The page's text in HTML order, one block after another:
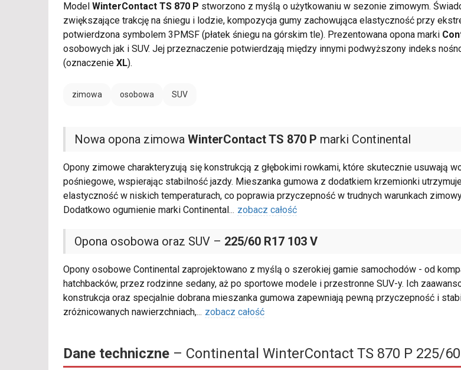
Model WinterContact TS 870 P stworzono z myślą o użytkowaniu w sezonie zimowym.
zwiększające trakcję na śniegu i lodzie, kompozycja gumy zachowująca elastyczność przy
potwierdzona symbolem 3PMSF (płatek śniegu na górskim tle). Prezentowana opona marki
osobowych jak i SUV. Jej przeznaczenie potwierdzają między innymi podwyższony indeks
(oznaczenie XL).
zimowa osobowa SUV
Nowa opona zimowa WinterContact TS 870 P marki Continental
Opony zimowe charakteryzują się konstrukcją z głębokimi rowkami, które skutecznie usuwają
pośniegowe, wspierając stabilność jazdy. Mieszanka gumowa z dodatkiem krzemionki
elastyczność w niskich temperaturach, co poprawia przyczepność w trudnych warunkach
Dodatkowo ogumienie marki Continental ... zobacz całość
Opona osobowa oraz SUV – 225/60 R17 103 V
Opony osobowe Continental zaprojektowano z myślą o szerokiej gamie samochodów - od
hatchbacków, przez rodzinne sedany, aż po sportowe modele i przestronne SUV-y. Ich
konstrukcja oraz specjalnie dobrana mieszanka gumowa zapewniają pewną przyczepność i
zróżnicowanych nawierzchniach,... zobacz całość
Dane techniczne – Continental WinterContact TS 870 P 225/60